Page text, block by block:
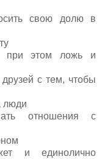
свою долю в
при этом ложь и
с тем, чтобы
люди
отношения с
и единолично